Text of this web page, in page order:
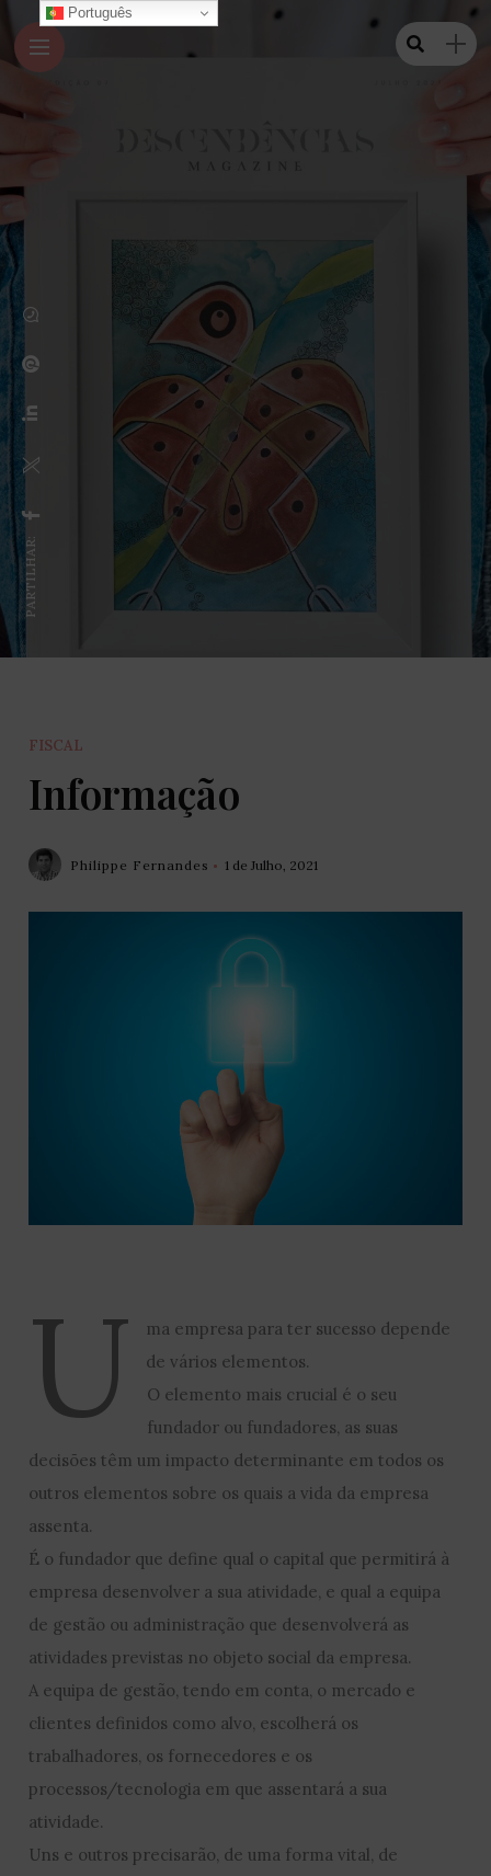
PARTILHAR:
FISCAL
Informação
Philippe Fernandes 1 de Julho, 2021
U
ma empresa para ter sucesso depende
de vários elementos.
O elemento mais crucial é o seu
fundador ou fundadores, as suas
decisões têm um impacto determinante em todos os
outros elementos sobre os quais a vida da empresa
assenta.
É o fundador que define qual o capital que permitirá à
empresa desenvolver a sua atividade, e qual a equipa
de gestão ou administração que desenvolverá as
atividades previstas no objeto social da empresa.
A equipa de gestão, tendo em conta, o mercado e
clientes definidos como alvo, escolherá os
trabalhadores, os fornecedores e os
processos/tecnologia em que assentará a sua
atividade.
Uns e outros precisarão, de uma forma vital, de
Português